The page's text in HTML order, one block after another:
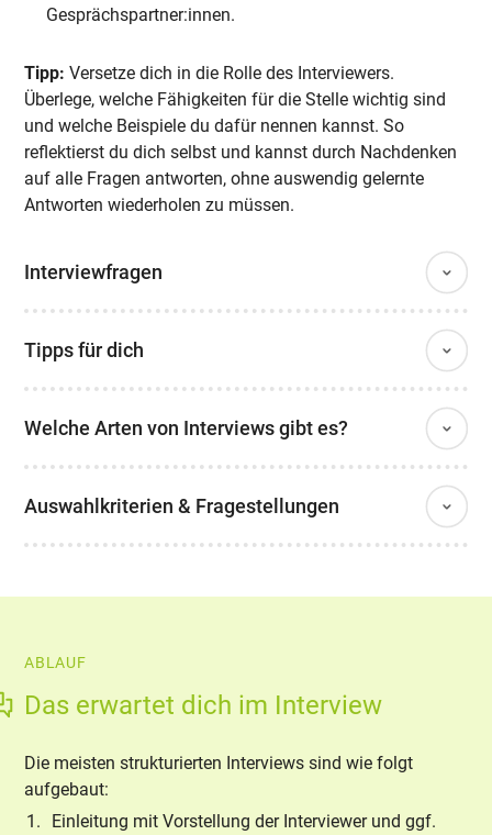
Gesprächspartner:innen.
Tipp: Versetze dich in die Rolle des Interviewers.
Überlege, welche Fähigkeiten für die Stelle wichtig sind
und welche Beispiele du dafür nennen kannst. So
reflektierst du dich selbst und kannst durch Nachdenken
auf alle Fragen antworten, ohne auswendig gelernte
Antworten wiederholen zu müssen.
Interviewfragen
Tipps für dich
Welche Arten von Interviews gibt es?
Auswahlkriterien & Fragestellungen
ABLAUF
Das erwartet dich im Interview
Die meisten strukturierten Interviews sind wie folgt
aufgebaut:
Einleitung mit Vorstellung der Interviewer und ggf.